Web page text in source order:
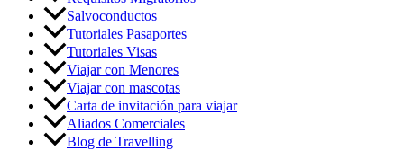
Salvoconductos
Tutoriales Pasaportes
Tutoriales Visas
Viajar con Menores
Viajar con mascotas
Carta de invitación para viajar
Aliados Comerciales
Blog de Travelling